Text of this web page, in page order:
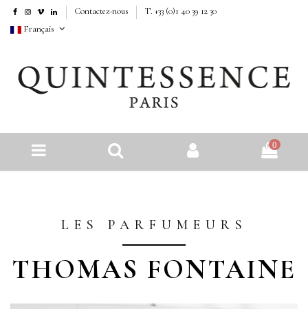
Contactez-nous
T. +33 (0)1 40 39 12 30
Français
0
LES PARFUMEURS
THOMAS FONTAINE